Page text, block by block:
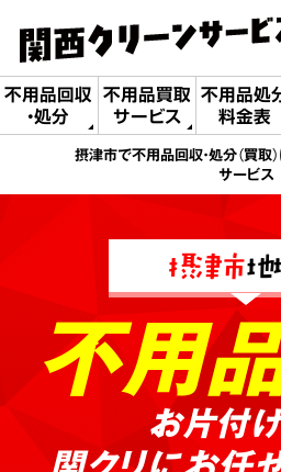
不用品回収
・処分
不用品買取
サービス
不用品処
料金表
摂津市で不用品回収・処分（買取
サービス
摂津市地
不用
お片付